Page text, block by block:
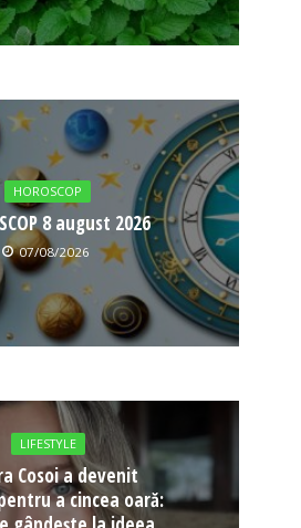
HOROSCOP
8 august 2026
07/08/2026
LIFESTYLE
Cosoi a devenit
a cincea oară: